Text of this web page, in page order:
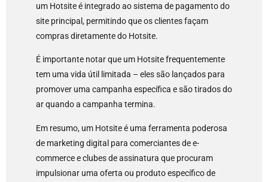
um Hotsite é integrado ao sistema de pagamento do
site principal, permitindo que os clientes façam
compras diretamente do Hotsite.
É importante notar que um Hotsite frequentemente
tem uma vida útil limitada – eles são lançados para
promover uma campanha específica e são tirados do
ar quando a campanha termina.
Em resumo, um Hotsite é uma ferramenta poderosa
de marketing digital para comerciantes de e-
commerce e clubes de assinatura que procuram
impulsionar uma oferta ou produto específico de